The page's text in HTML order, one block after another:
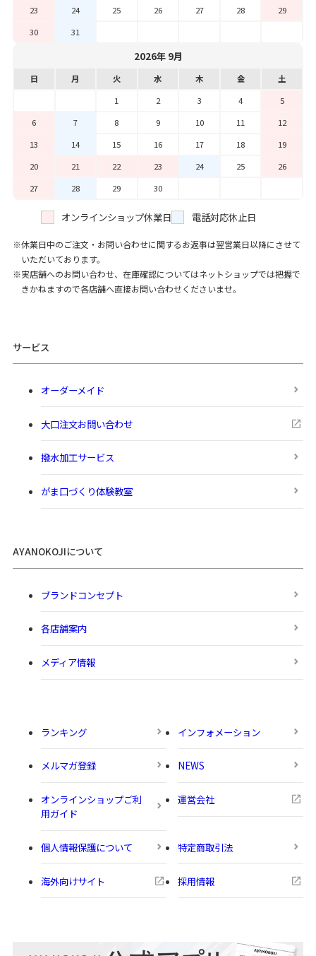
23
24 25 26 27 28
29
30
31
2026年 9月
日 月 火 水 木 金
土
1
2 3 4
5
6
7 8 9 10 11
12
13
14 15 16 17 18
19
20
21 22 23 24 25
26
27
28 29 30
オンラインショップ休業日 電話対応休止日
休業日中のご注文・お問い合わせに関するお返事は翌営業日以降にさせて
いただいております。
実店舗へのお問い合わせ、在庫確認についてはネットショップでは把握で
きかねますので各店舗へ直接お問い合わせくださいませ。
サービス
オーダーメイド
大口注文お問い合わせ
撥水加工サービス
がま口づくり体験教室
AYANOKOJIについて
ブランドコンセプト
各店舗案内
メディア情報
ランキング インフォメーション
メルマガ登録 NEWS
オンラインショップご利
用ガイド
運営会社
個人情報保護について 特定商取引法
海外向けサイト 採用情報